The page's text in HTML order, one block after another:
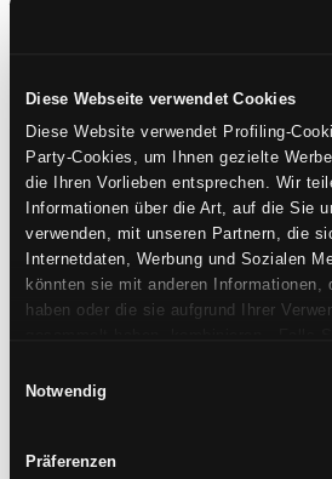
Diese Webseite verwendet Cookies
Diese Website verwendet Profiling-
Party-Cookies, um Ihnen gezielte
die Ihren Vorlieben entsprechen. Wir
Informationen über die Art, auf die Sie
verwenden, mit unseren Partnern, die
Internetdaten, Werbung und Sozialen
könnten sie mit anderen Informationen,
haben oder die sie aufgrund Ihrer
hier klicken
. Die Zustimmung kann
Schaltfläche „Cookies akzeptieren“
Zustimmung mit der Schaltfläche
Notwendig
Präferenzen